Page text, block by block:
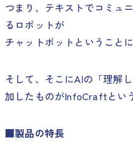
つまり、テキストでコミュ
るロボットが
チャットボットということ
そして、そこにAIの「理解
加したものがInfoCraftとい
■製品の特長